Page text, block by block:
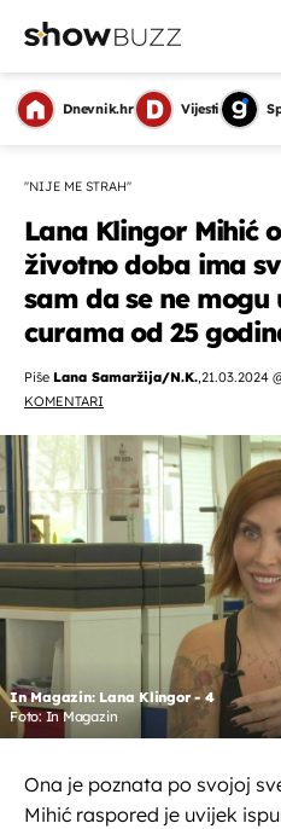
Dnevnik.hr Vijesti
''NIJE ME STRAH''
Lana Klingor Mihić
životno doba ima
sam da se ne
curama od 25
Piše Lana Samaržija/N.K.,21.03.2024
KOMENTARI
In Magazin: Lana Klingor - 4
Foto: In Magazin
Ona je poznata po svojoj
Mihić raspored je uvijek
OMOGUĆI